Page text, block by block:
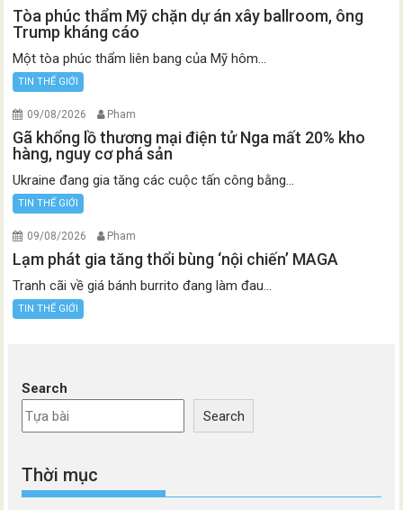
Tòa phúc thẩm Mỹ chặn dự án xây ballroom, ông
Trump kháng cáo
Một tòa phúc thẩm liên bang của Mỹ hôm...
TIN THẾ GIỚI
09/08/2026 Pham
Gã khổng lồ thương mại điện tử Nga mất 20% kho
hàng, nguy cơ phá sản
Ukraine đang gia tăng các cuộc tấn công bằng...
TIN THẾ GIỚI
09/08/2026 Pham
Lạm phát gia tăng thổi bùng ‘nội chiến’ MAGA
Tranh cãi về giá bánh burrito đang làm đau...
TIN THẾ GIỚI
Search
Search
Thời mục